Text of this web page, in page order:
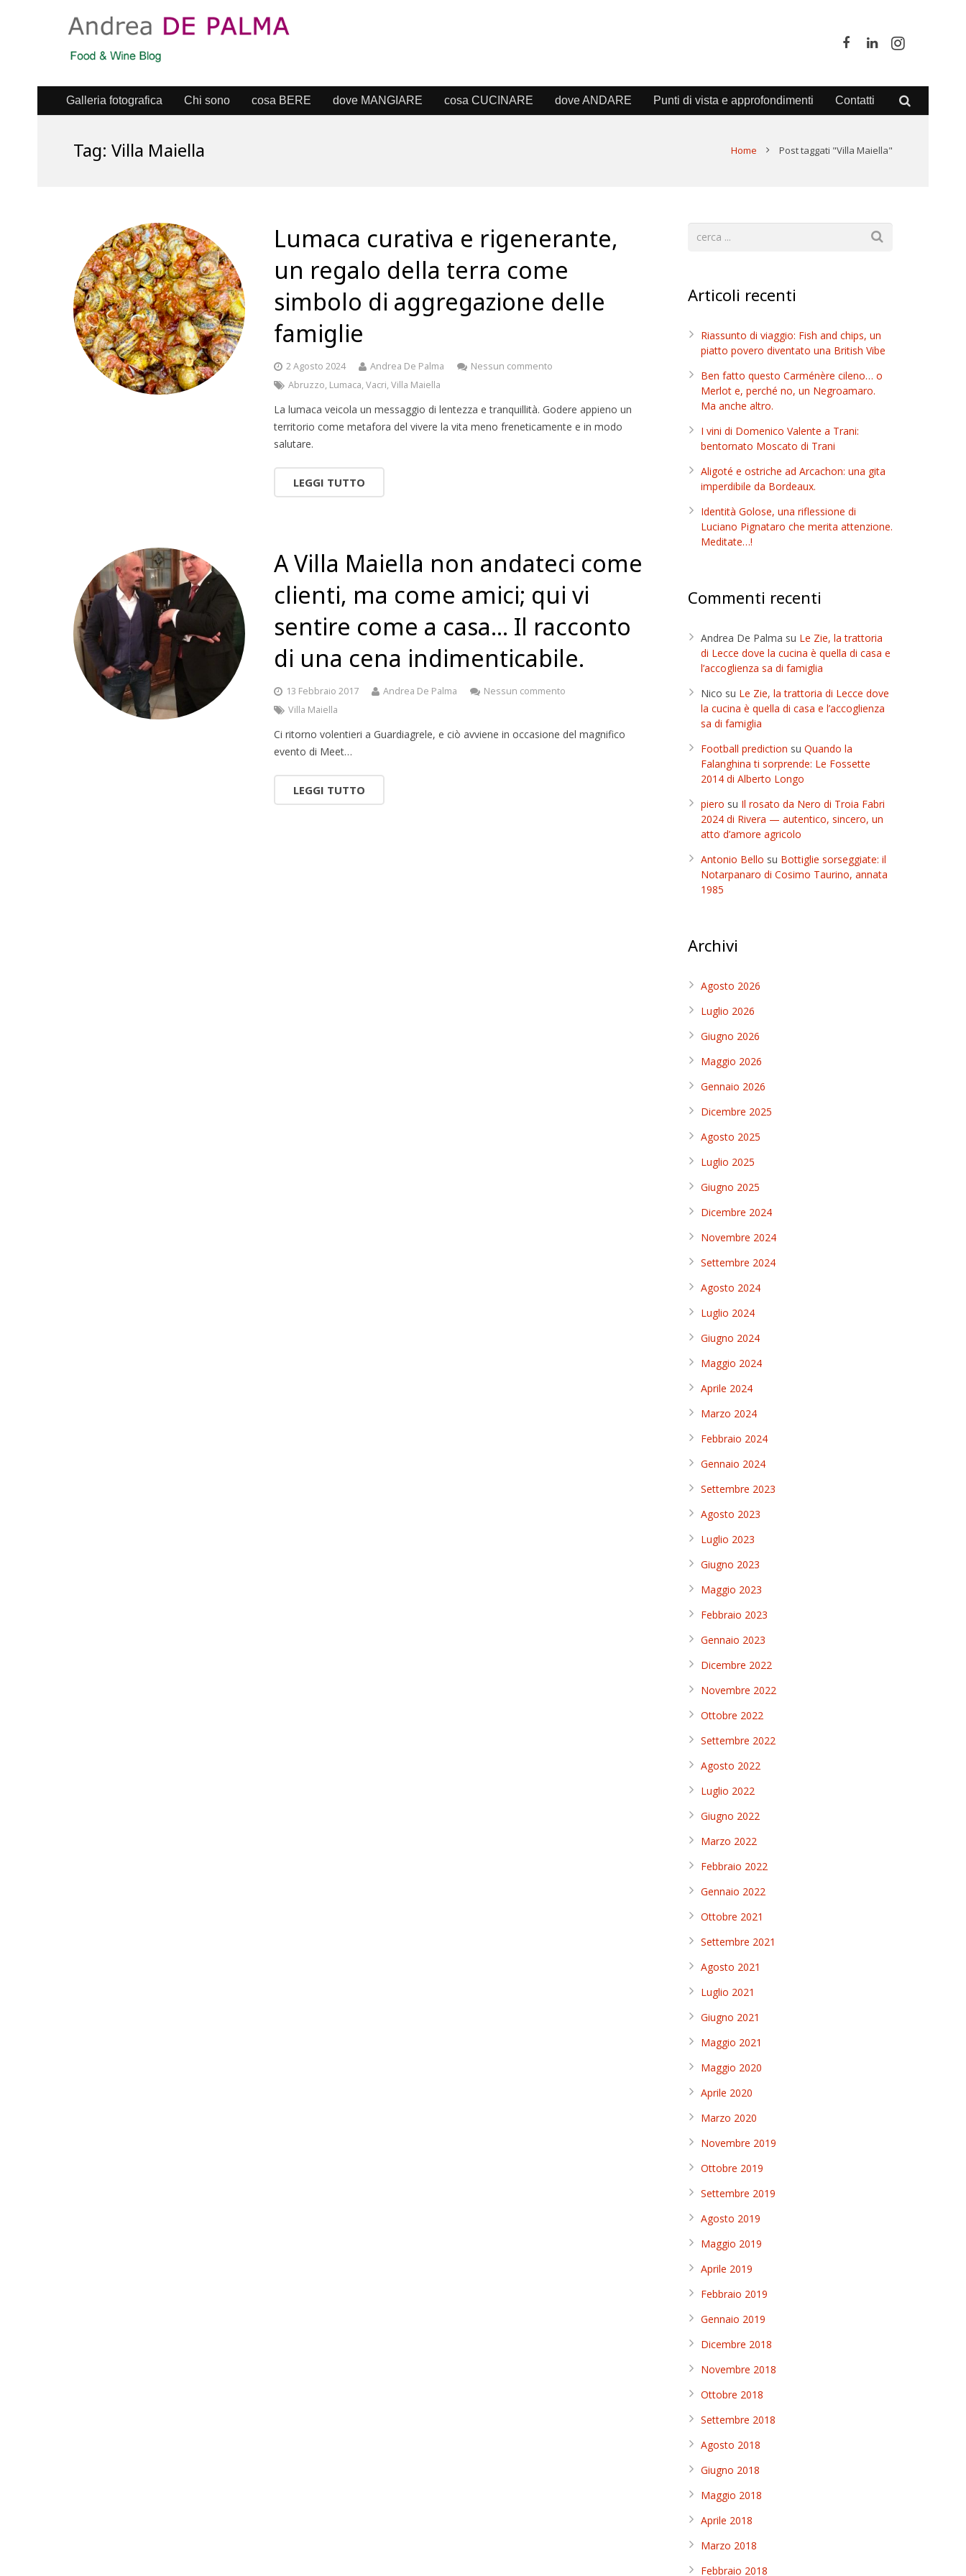
Galleria fotografica Chi sono cosa BERE dove MANGIARE cosa CUCINARE dove ANDARE Punti di vista e approfondimenti Contatti
Tag: Villa Maiella Home Post taggati "Villa Maiella"
Lumaca curativa e rigenerante,
un regalo della terra come
simbolo di aggregazione delle
famiglie
2 Agosto 2024 Andrea De Palma
Nessun commento
Abruzzo, Lumaca,Vacri,Villa Maiella
La lumaca veicola un messaggio di lentezza e tranquillità. Godere appieno un
territorio come metafora del vivere la vita meno freneticamente e in modo
salutare.
LEGGI TUTTO
A Villa Maiella non andateci come
clienti, ma come amici; qui vi
sentire come a casa… Il racconto
di una cena indimenticabile.
13 Febbraio 2017 Andrea De Palma
Nessun commento
Villa Maiella
Ci ritorno volentieri a Guardiagrele, e ciò avviene in occasione del magnifico
evento di Meet…
LEGGI TUTTO
Articoli recenti
Riassunto di viaggio: Fish and chips, un
piatto povero diventato una British Vibe
Ben fatto questo Carménère cileno… o
Merlot e, perché no, un Negroamaro.
Ma anche altro.
I vini di Domenico Valente a Trani:
bentornato Moscato di Trani
Aligoté e ostriche ad Arcachon: una gita
imperdibile da Bordeaux.
Identità Golose, una riflessione di
Luciano Pignataro che merita attenzione.
Meditate…!
Commenti recenti
Andrea De Palma su Le Zie, la trattoria
di Lecce dove la cucina è quella di casa e
l’accoglienza sa di famiglia
Nico su Le Zie, la trattoria di Lecce dove
la cucina è quella di casa e l’accoglienza
sa di famiglia
Football prediction su Quando la
Falanghina ti sorprende: Le Fossette
2014 di Alberto Longo
piero su Il rosato da Nero di Troia Fabri
2024 di Rivera — autentico, sincero, un
atto d’amore agricolo
Antonio Bello su Bottiglie sorseggiate: il
Notarpanaro di Cosimo Taurino, annata
1985
Archivi
Agosto 2026
Luglio 2026
Giugno 2026
Maggio 2026
Gennaio 2026
Dicembre 2025
Agosto 2025
Luglio 2025
Giugno 2025
Dicembre 2024
Novembre 2024
Settembre 2024
Agosto 2024
Luglio 2024
Giugno 2024
Maggio 2024
Aprile 2024
Marzo 2024
Febbraio 2024
Gennaio 2024
Settembre 2023
Agosto 2023
Luglio 2023
Giugno 2023
Maggio 2023
Febbraio 2023
Gennaio 2023
Dicembre 2022
Novembre 2022
Ottobre 2022
Settembre 2022
Agosto 2022
Luglio 2022
Giugno 2022
Marzo 2022
Febbraio 2022
Gennaio 2022
Ottobre 2021
Settembre 2021
Agosto 2021
Luglio 2021
Giugno 2021
Maggio 2021
Maggio 2020
Aprile 2020
Marzo 2020
Novembre 2019
Ottobre 2019
Settembre 2019
Agosto 2019
Maggio 2019
Aprile 2019
Febbraio 2019
Gennaio 2019
Dicembre 2018
Novembre 2018
Ottobre 2018
Settembre 2018
Agosto 2018
Giugno 2018
Maggio 2018
Aprile 2018
Marzo 2018
Febbraio 2018